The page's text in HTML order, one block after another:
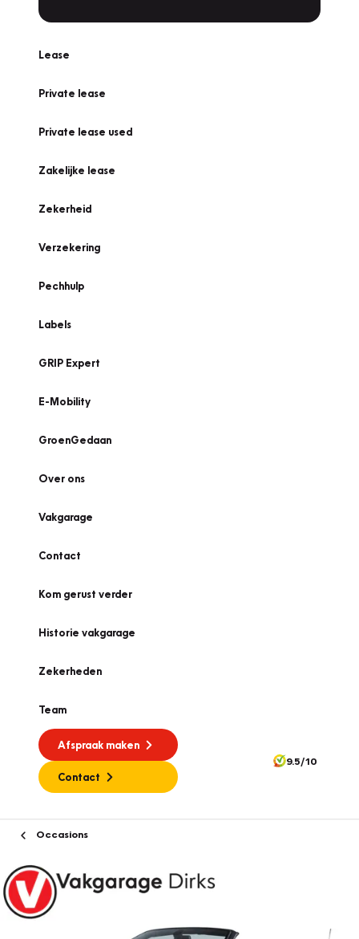
Lease
Private lease
Private lease used
Zakelijke lease
Zekerheid
Verzekering
Pechhulp
Labels
GRIP Expert
E-Mobility
GroenGedaan
Over ons
Vakgarage
Contact
Kom gerust verder
Historie vakgarage
Zekerheden
Team
Afspraak maken
Contact
9.5/10
Occasions